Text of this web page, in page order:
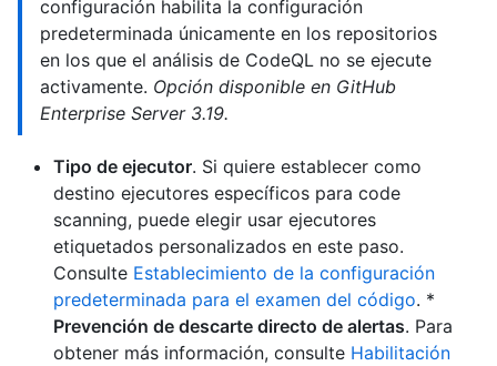
configuración habilita la configuración
predeterminada únicamente en los repositorios
en los que el análisis de CodeQL no se ejecute
activamente. Opción disponible en GitHub
Enterprise Server 3.19.
Tipo de ejecutor. Si quiere establecer como
destino ejecutores específicos para code
scanning, puede elegir usar ejecutores
etiquetados personalizados en este paso.
Consulte Establecimiento de la configuración
predeterminada para el examen del código. *
Prevención de descarte directo de alertas. Para
obtener más información, consulte Habilitación